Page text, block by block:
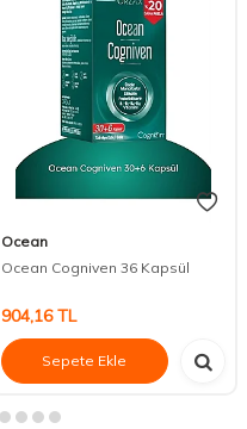
Ocean
Ocean Cogniven 36 Kapsül
904,16TL
Sepete Ekle